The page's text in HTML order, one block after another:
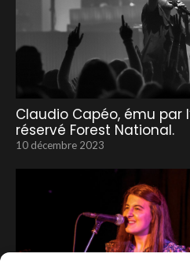
Claudio Capéo, ému par
réservé Forest National.
10 décembre 2023